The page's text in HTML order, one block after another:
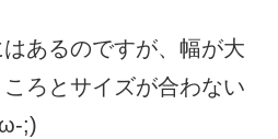
あるのですが、幅が大
ろとサイズが合わない
;)